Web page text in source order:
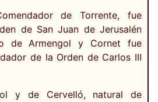
de Torrente, fue
de San Juan de Jerusalén
de Armengol y Cornet fue
de la Orden de Carlos III
y de Cervelló, natural de